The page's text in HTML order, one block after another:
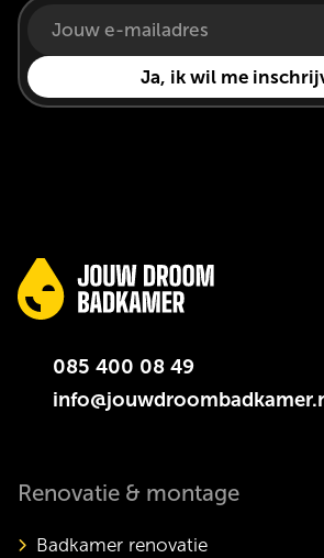
085 400 08 49
Renovatie & montage
Badkamer renovatie